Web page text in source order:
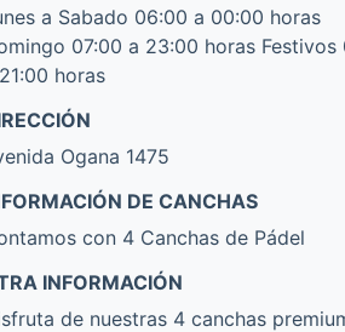
a Sabado 06:00 a 00:00 horas
07:00 a 23:00 horas Festivos
horas
Ogana 1475
DE CANCHAS
con 4 Canchas de Pádel
INFORMACIÓN
de nuestras 4 canchas